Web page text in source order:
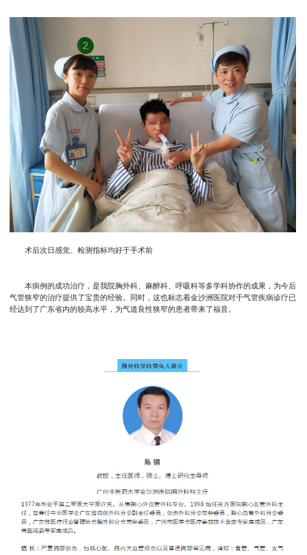
术后次日感觉、检测指标均好于手术前
本病例的成功治疗，是我院胸外科、麻醉科、呼吸科等多学科协作的成果，为今后
气管狭窄的治疗提供了宝贵的经验。同时，这也标志着金沙洲医院对于气管疾病诊疗已
经达到了广东省内的较高水平，为气道良性狭窄的患者带来了福音。